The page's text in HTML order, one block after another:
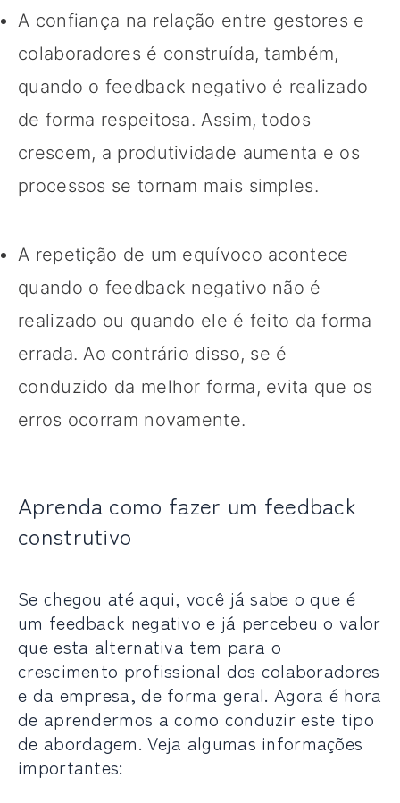
A confiança na relação entre gestores e
colaboradores é construída, também,
quando o feedback negativo é realizado
de forma respeitosa. Assim, todos
crescem, a produtividade aumenta e os
processos se tornam mais simples.
A repetição de um equívoco acontece
quando o feedback negativo não é
realizado ou quando ele é feito da forma
errada. Ao contrário disso, se é
conduzido da melhor forma, evita que os
erros ocorram novamente.
Aprenda como fazer um feedback
construtivo
Se chegou até aqui, você já sabe o que é
um feedback negativo e já percebeu o valor
que esta alternativa tem para o
crescimento profissional dos colaboradores
e da empresa, de forma geral. Agora é hora
de aprendermos a como conduzir este tipo
de abordagem. Veja algumas informações
importantes: